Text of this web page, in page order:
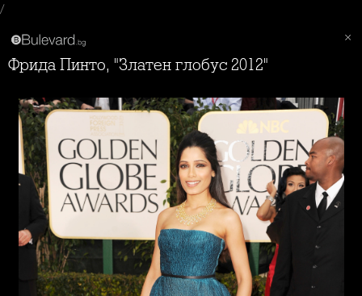
/
Фрида Пинто, "Златен глобус 2012"